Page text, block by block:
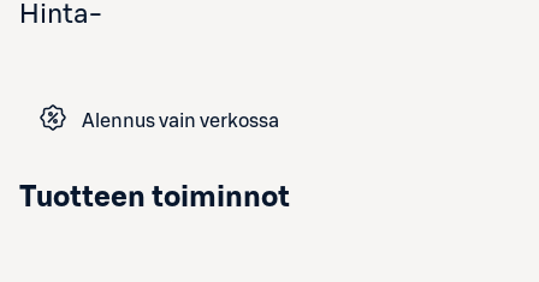
Hinta-
Alennus vain verkossa
Tuotteen toiminnot